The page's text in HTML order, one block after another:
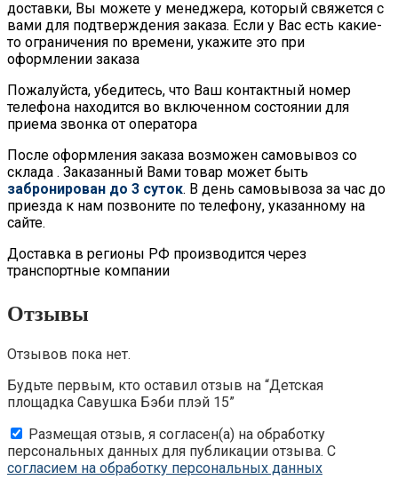
доставки, Вы можете у менеджера, который свяжется с
вами для подтверждения заказа. Если у Вас есть какие-
то ограничения по времени, укажите это при
оформлении заказа
Пожалуйста, убедитесь, что Ваш контактный номер
телефона находится во включенном состоянии для
приема звонка от оператора
После оформления заказа возможен самовывоз со
склада . Заказанный Вами товар может быть
забронирован до 3 суток. В день самовывоза за час до
приезда к нам позвоните по телефону, указанному на
сайте.
Доставка в регионы РФ производится через
транспортные компании
Отзывы
Отзывов пока нет.
Будьте первым, кто оставил отзыв на “Детская
площадка Савушка Бэби плэй 15”
Размещая отзыв, я согласен(а) на обработку
персональных данных для публикации отзыва. С
согласием на обработку персональных данных